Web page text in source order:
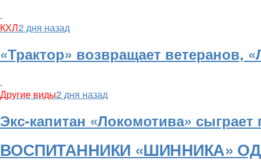
КХЛ2 дня назад
«Трактор» возвращает ветеранов,
Другие виды2 дня назад
Экс-капитан «Локомотива»
ВОСПИТАННИКИ «ШИННИКА»